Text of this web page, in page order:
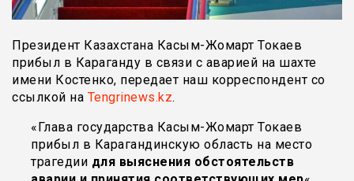
Президент Казахстана Касым-Жомарт Токаев
прибыл в Караганду в связи с аварией на шахте
имени Костенко, передает наш корреспондент со
ссылкой на Tengrinews.kz.
«Глава государства Касым-Жомарт Токаев
прибыл в Карагандинскую область на место
трагедии для выяснения обстоятельств